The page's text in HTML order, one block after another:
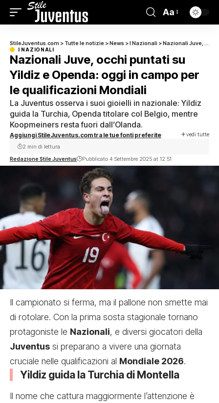
Aa
StileJuventus.com > Tutte le notizie >News >I Nazionali >Nazionali Juve, occhi puntati su Yildiz e Openda: oggi in campo per le qualificazioni Mondiali
I NAZIONALI
Nazionali Juve, occhi puntati su
Yildiz e Openda: oggi in campo per
le qualificazioni Mondiali
La Juventus osserva i suoi gioielli in nazionale: Yildiz
guida la Turchia, Openda titolare col Belgio, mentre
Koopmeiners resta fuori dall’Olanda.
Aggiungi StileJuventus.com tra le tue fonti preferite vedi tutte
Redazione Stile Juventus Pubblicato 4 Settembre 2025 at 12:51
2 min di lettura
Il campionato si ferma, ma il pallone non smette mai
di rotolare. Con la prima sosta stagionale tornano
protagoniste le Nazionali, e diversi giocatori della
Juventus si preparano a vivere una giornata
cruciale nelle qualificazioni al Mondiale 2026.
Yildiz guida la Turchia di Montella
Il nome che cattura maggiormente l’attenzione è